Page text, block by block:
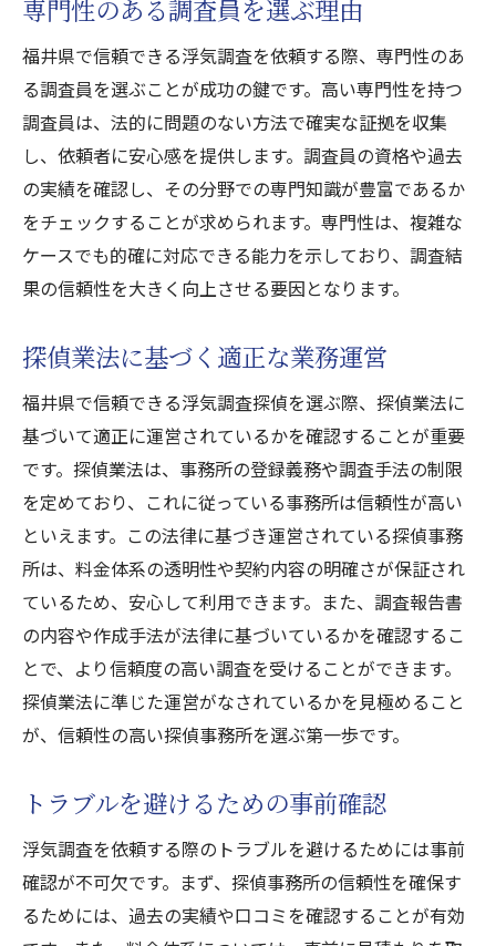
専門性のある調査員を選ぶ理由
福井県で信頼できる浮気調査を依頼する際、専門性のあ
る調査員を選ぶことが成功の鍵です。高い専門性を持つ
調査員は、法的に問題のない方法で確実な証拠を収集
し、依頼者に安心感を提供します。調査員の資格や過去
の実績を確認し、その分野での専門知識が豊富であるか
をチェックすることが求められます。専門性は、複雑な
ケースでも的確に対応できる能力を示しており、調査結
果の信頼性を大きく向上させる要因となります。
探偵業法に基づく適正な業務運営
福井県で信頼できる浮気調査探偵を選ぶ際、探偵業法に
基づいて適正に運営されているかを確認することが重要
です。探偵業法は、事務所の登録義務や調査手法の制限
を定めており、これに従っている事務所は信頼性が高い
といえます。この法律に基づき運営されている探偵事務
所は、料金体系の透明性や契約内容の明確さが保証され
ているため、安心して利用できます。また、調査報告書
の内容や作成手法が法律に基づいているかを確認するこ
とで、より信頼度の高い調査を受けることができます。
探偵業法に準じた運営がなされているかを見極めること
が、信頼性の高い探偵事務所を選ぶ第一歩です。
トラブルを避けるための事前確認
浮気調査を依頼する際のトラブルを避けるためには事前
確認が不可欠です。まず、探偵事務所の信頼性を確保す
るためには、過去の実績や口コミを確認することが有効